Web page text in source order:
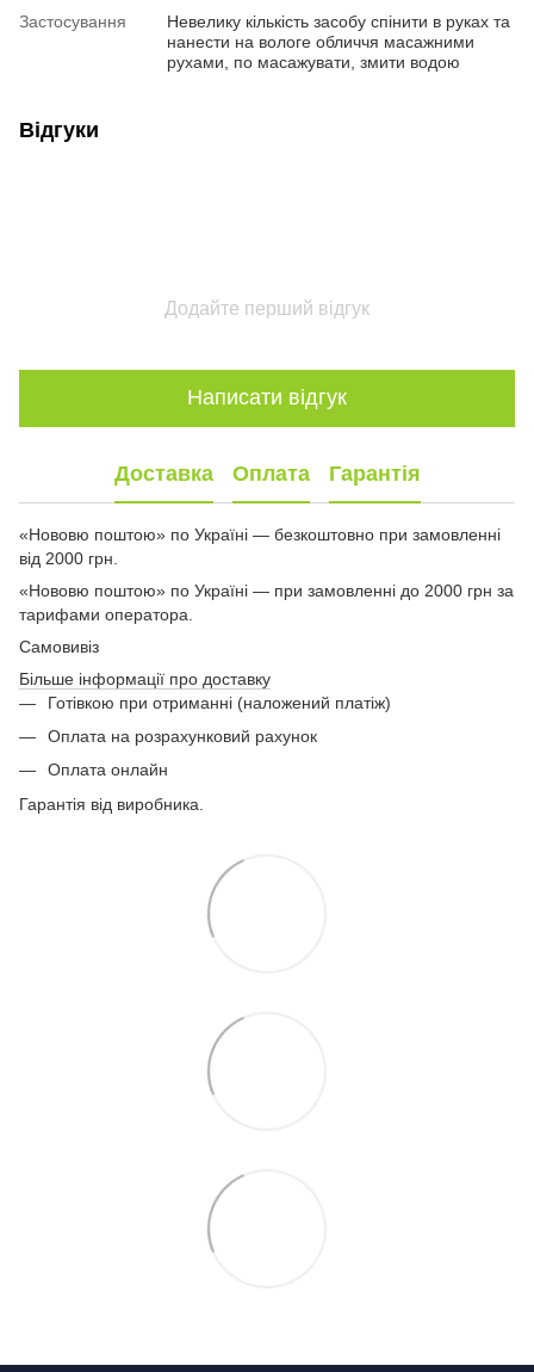
Застосування
Невелику кількість засобу спінити в руках та
нанести на вологе обличчя масажними
рухами, по масажувати, змити водою
Відгуки
Додайте перший відгук
Написати відгук
Доставка Оплата Гарантія
«Нововю поштою» по Україні — безкоштовно при замовленні
від 2000 грн.
«Нововю поштою» по Україні — при замовленні до 2000 грн за
тарифами оператора.
Самовивіз
Більше інформації про доставку
Готівкою при отриманні (наложений платіж)
Оплата на розрахунковий рахунок
Оплата онлайн
Гарантія від виробника.